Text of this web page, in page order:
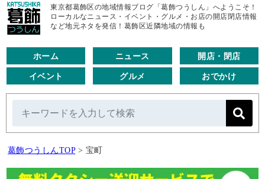
東京都葛飾区の地域情報ブログ「葛飾つうしん」へようこそ！
ローカルなニュース・イベント・グルメ・お店の開店閉店情報
など地元ネタを発信！葛飾区近隣地域の情報も
ホーム ニュース 開店・閉店
イベント グルメ おでかけ
葛飾つうしんTOP > 宝町